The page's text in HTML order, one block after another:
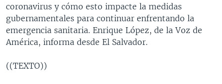
CIENCIA Y SALUD
VISIÓN 360
LAS CLAVES
PANORAMA
AUDIONOTICIAS
BUENOS DÍAS AMÉRICA
ESTADOS UNIDOS AL DÍA
EL MUNDO AL DÍA [RADIO]
DOCUMENTALES DE LA VOA
Learning English
SÍGANOS
coronavirus y cómo esto impacte la medidas
gubernamentales para continuar enfrentando la
emergencia sanitaria. Enrique López, de la Voz de
América, informa desde El Salvador.
((TEXTO))